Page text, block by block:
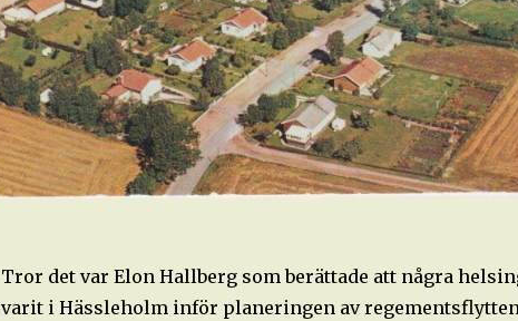
Tror det var Elon Hallberg som berättade att några
varit i Hässleholm inför planeringen av